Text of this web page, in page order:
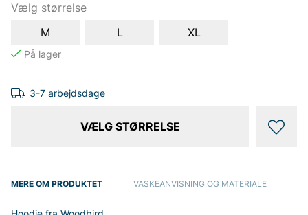
Vælg størrelse
M
L XL
3-7 arbejdsdage
VÆLG STØRRELSE
MERE OM PRODUKTET VASKEANVISNING OG MATERIALE